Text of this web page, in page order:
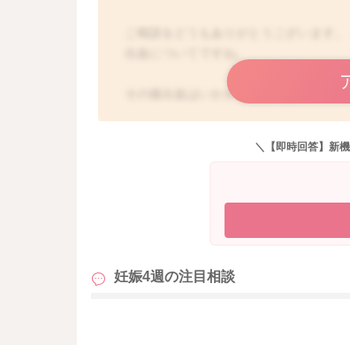
その後出血はいかがでしょうか？
こちらでは実際の状況はわからないこ
またこちらのサイトでは助産師の範疇
とになっております。
大変申し訳ありません。
＼【即時回答】新
妊娠4週の注目相談